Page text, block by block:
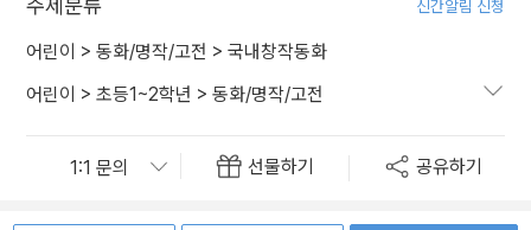
주제분류 신간알림 신청
어린이 > 동화/명작/고전 > 국내창작동화
어린이 > 초등1~2학년 > 동화/명작/고전
선물하기 공유하기